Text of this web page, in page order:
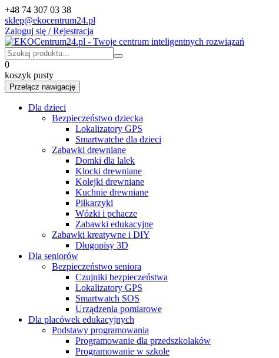
+48 74 307 03 38
sklep@ekocentrum24.pl
Zaloguj się / Rejestracja
0
koszyk pusty
Przełącz nawigację
Dla dzieci
Bezpieczeństwo dziecka
Lokalizatory GPS
Smartwatche dla dzieci
Zabawki drewniane
Domki dla lalek
Klocki drewniane
Kolejki drewniane
Kuchnie drewniane
Piłkarzyki
Wózki i pchacze
Zabawki edukacyjne
Zabawki kreatywne i DIY
Długopisy 3D
Dla seniorów
Bezpieczeństwo seniora
Czujniki bezpieczeństwa
Lokalizatory GPS
Smartwatch SOS
Urządzenia pomiarowe
Dla placówek edukacyjnych
Podstawy programowania
Programowanie dla przedszkolaków
Programowanie w szkole